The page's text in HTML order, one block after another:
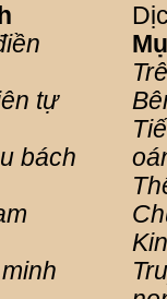
tự
bách
Mụ